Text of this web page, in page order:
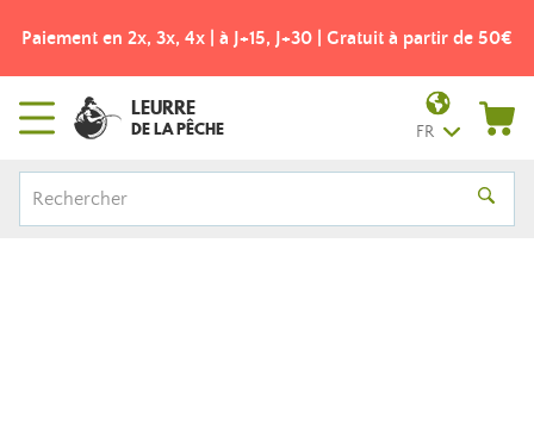
Paiement en 2x, 3x, 4x | à J+15, J+30 | Gratuit à partir de 50€
LEURRE
DE LA PÊCHE FR